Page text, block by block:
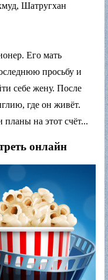
Шатругхан
Его мать
просьбу и
себе жену. После
где он живёт.
на этот счёт...
онлайн